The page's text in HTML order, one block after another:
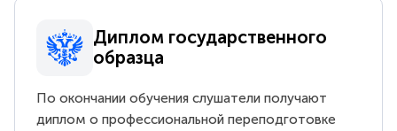
Диплом государственного
образца
По окончании обучения слушатели получают
диплом о профессиональной переподготовке